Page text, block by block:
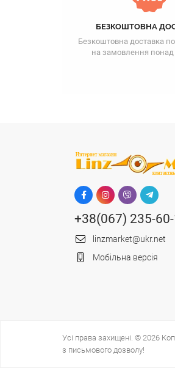
БЕЗКОШТОВНА
Безкоштовна доставка по
на замовлення понад
+38(067) 235-
linzmarket@ukr.net
Мобільна версія
Усі права захищені. © 2026
з письмового дозволу!